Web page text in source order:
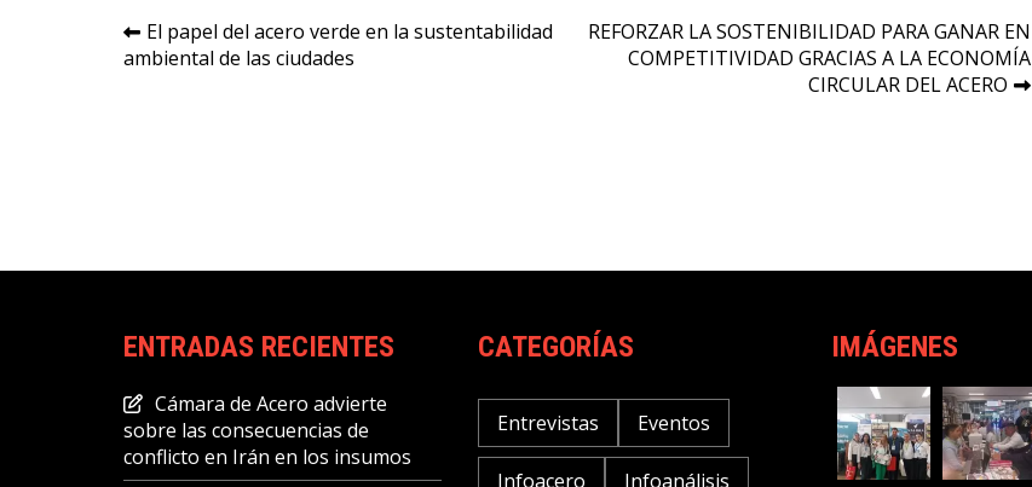
Navegación
de
El papel del acero verde en la sustentabilidad
ambiental de las ciudades
REFORZAR LA SOSTENIBILIDAD PARA GANAR EN
COMPETITIVIDAD GRACIAS A LA ECONOMÍA
CIRCULAR DEL ACERO
ENTRADAS RECIENTES
Cámara de Acero advierte
sobre las consecuencias de
conflicto en Irán en los insumos
CATEGORÍAS
Entrevistas Eventos
Infoacero Infoanálisis
IMÁGENES